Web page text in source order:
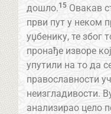
дошло.15Овакав
први пут у неком
уџбенику, те због
пронађе изворе
упутили на то да
православности
неизгладивости.
анализирао цело